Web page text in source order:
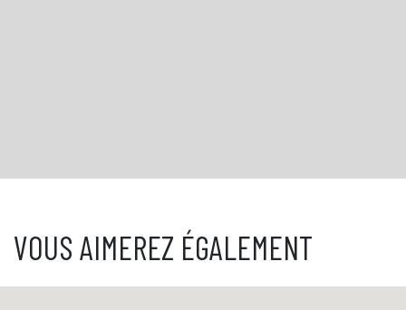
VOUS AIMEREZ ÉGALEMENT